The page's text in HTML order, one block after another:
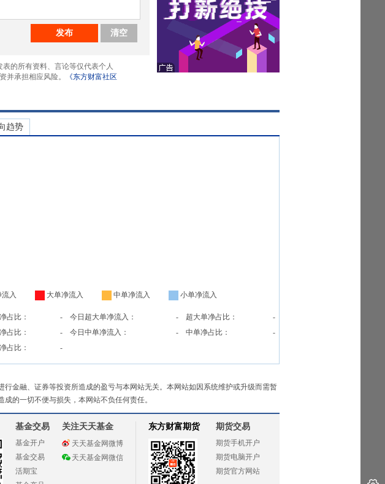
发布 清空
的所有资料、言论等仅代表个人
并承担相应风险。
《东方财富社区
趋势
入 大单净流入 中单净流入 小单净流入
占比： - 今日超大单净流入： - 超大单净占比：
-
占比： - 今日中单净流入： - 中单净占比：
-
占比： -
金融、证券等投资所造成的盈亏与本网站无关。本网站如因系统维护或升级而需暂
的一切不便与损失，本网站不负任何责任。
基金交易
基金开户
基金交易
活期宝
关注天天基金
天天基金网微博
天天基金网微信
东方财富期货 期货交易
期货手机开户
期货电脑开户
期货官方网站